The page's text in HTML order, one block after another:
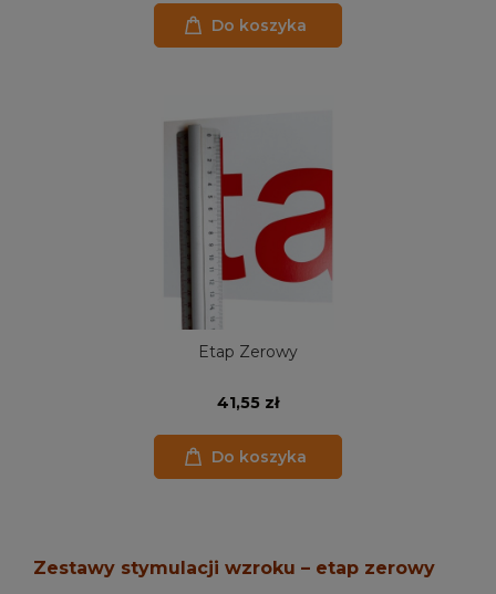
Do koszyka
Etap Zerowy
41,55 zł
Do koszyka
Zestawy stymulacji wzroku – etap zerowy